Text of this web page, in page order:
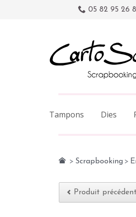
05 82 95 26
Tampons Dies
> Scrapbooking >
Produit précédent